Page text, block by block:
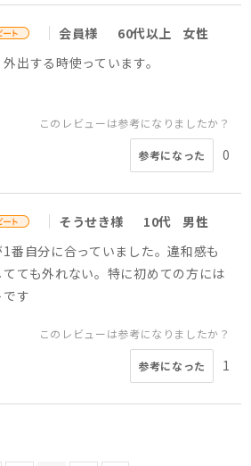
会員様 60代以上
女性
出する時使っています。
このレビューは参考になりましたか？
参考になった 0
そうせき様 10代
男性
番自分に合っていました。違和感も
ても外れない。特に初めての方には
す
このレビューは参考になりましたか？
参考になった 1